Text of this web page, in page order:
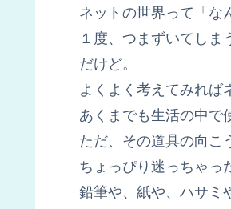
ネットの世界って「な
１度、つまずいてしま
だけど。
よくよく考えてみれば
あくまでも生活の中で
ただ、その道具の向こ
ちょっぴり迷っちゃっ
鉛筆や、紙や、ハサミ